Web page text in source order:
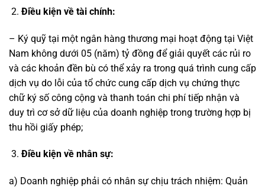
Điều kiện về tài chính:
– Ký quỹ tại một ngân hàng thương mại hoạt động tại Việt
Nam không dưới 05 (năm) tỷ đồng để giải quyết các rủi ro
và các khoản đền bù có thể xảy ra trong quá trình cung cấp
dịch vụ do lỗi của tổ chức cung cấp dịch vụ chứng thực
chữ ký số công cộng và thanh toán chi phí tiếp nhận và
duy trì cơ sở dữ liệu của doanh nghiệp trong trường hợp bị
thu hồi giấy phép;
Điều kiện về nhân sự:
a) Doanh nghiệp phải có nhân sự chịu trách nhiệm: Quản